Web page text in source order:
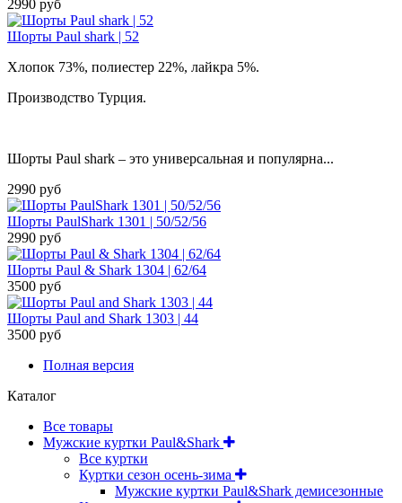
2990 руб
Шорты Paul shark | 52
Хлопок 73%, полиестер 22%, лайкра 5%.
Производство Турция.
Шорты Paul shark – это универсальная и популярна...
2990 руб
Шорты PaulShark 1301 | 50/52/56
2990 руб
Шорты Paul & Shark 1304 | 62/64
3500 руб
Шорты Paul and Shark 1303 | 44
3500 руб
Полная версия
Каталог
Все товары
Мужские куртки Paul&Shark
Все куртки
Куртки сезон осень-зима
Мужские куртки Paul&Shark демисезонные